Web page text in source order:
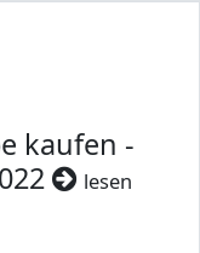
kaufen -
lesen